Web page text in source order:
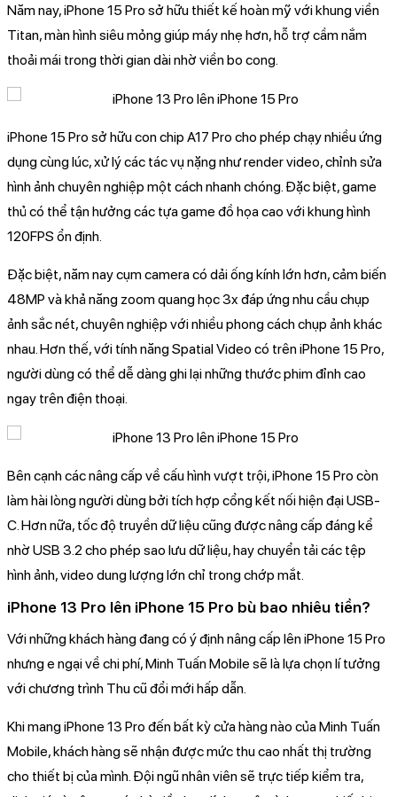
Năm nay, iPhone 15 Pro sở hữu thiết kế hoàn mỹ với khung viền
Titan, màn hình siêu mỏng giúp máy nhẹ hơn, hỗ trợ cầm nắm
thoải mái trong thời gian dài nhờ viền bo cong.
iPhone 15 Pro sở hữu con chip A17 Pro cho phép chạy nhiều ứng
dụng cùng lúc, xử lý các tác vụ nặng như render video, chỉnh sửa
hình ảnh chuyên nghiệp một cách nhanh chóng. Đặc biệt, game
thủ có thể tận hưởng các tựa game đồ họa cao với khung hình
120FPS ổn định.
Đặc biệt, năm nay cụm camera có dải ống kính lớn hơn, cảm biến
48MP và khả năng zoom quang học 3x đáp ứng nhu cầu chụp
ảnh sắc nét, chuyên nghiệp với nhiều phong cách chụp ảnh khác
nhau. Hơn thế, với tính năng Spatial Video có trên iPhone 15 Pro,
người dùng có thể dễ dàng ghi lại những thước phim đỉnh cao
ngay trên điện thoại.
Bên cạnh các nâng cấp về cấu hình vượt trội, iPhone 15 Pro còn
làm hài lòng người dùng bởi tích hợp cổng kết nối hiện đại USB-
C. Hơn nữa, tốc độ truyền dữ liệu cũng được nâng cấp đáng kể
nhờ USB 3.2 cho phép sao lưu dữ liệu, hay chuyển tải các tệp
hình ảnh, video dung lượng lớn chỉ trong chớp mắt.
iPhone 13 Pro lên iPhone 15 Pro bù bao nhiêu tiền?
Với những khách hàng đang có ý định nâng cấp lên iPhone 15 Pro
nhưng e ngại về chi phí, Minh Tuấn Mobile sẽ là lựa chọn lí tưởng
với chương trình Thu cũ đổi mới hấp dẫn.
Khi mang iPhone 13 Pro đến bất kỳ cửa hàng nào của Minh Tuấn
Mobile, khách hàng sẽ nhận được mức thu cao nhất thị trường
cho thiết bị của mình. Đội ngũ nhân viên sẽ trực tiếp kiểm tra,